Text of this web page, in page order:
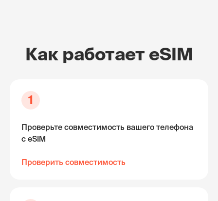
Как работает eSIM
1
Проверьте совместимость вашего телефона
с eSIM
Проверить совместимость